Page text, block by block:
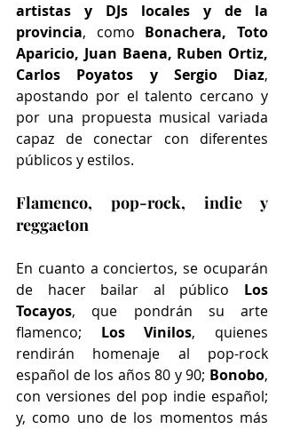
artistas y DJs locales y de la
provincia, como Bonachera, Toto
Aparicio, Juan Baena, Ruben Ortiz,
Carlos Poyatos y Sergio Diaz,
apostando por el talento cercano y
por una propuesta musical variada
capaz de conectar con diferentes
públicos y estilos.
Flamenco, pop-rock, indie y
reggaeton
En cuanto a conciertos, se ocuparán
de hacer bailar al público Los
Tocayos, que pondrán su arte
flamenco; Los Vinilos, quienes
rendirán homenaje al pop-rock
español de los años 80 y 90; Bonobo,
con versiones del pop indie español;
y, como uno de los momentos más